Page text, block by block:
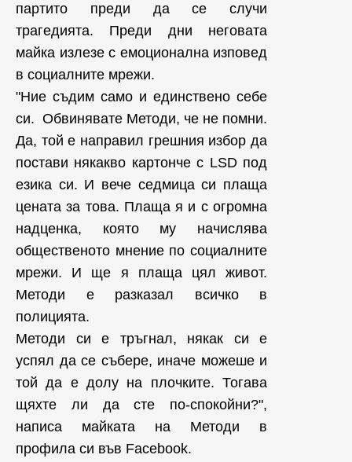
партито преди да се случи
трагедията. Преди дни неговата
майка излезе с емоционална изповед
в социалните мрежи.
"Ние съдим само и единствено себе
си. Обвинявате Методи, че не помни.
Да, той е направил грешния избор да
постави някакво картонче с LSD под
езика си. И вече седмица си плаща
цената за това. Плаща я и с огромна
надценка, която му начислява
общественото мнение по социалните
мрежи. И ще я плаща цял живот.
Методи е разказал всичко в
полицията.
Методи си е тръгнал, някак си е
успял да се събере, иначе можеше и
той да е долу на плочките. Тогава
щяхте ли да сте по-спокойни?",
написа майката на Методи в
профила си във Facebook.